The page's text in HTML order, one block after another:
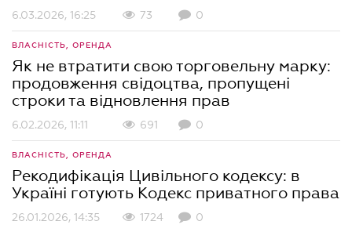
6.03.2026, 16:25 73 0
ВЛАСНІСТЬ, ОРЕНДА
Як не втратити свою торговельну марку:
продовження свідоцтва, пропущені
строки та відновлення прав
6.02.2026, 11:11 691 0
ВЛАСНІСТЬ, ОРЕНДА
Рекодифікація Цивільного кодексу: в
Україні готують Кодекс приватного права
26.01.2026, 14:35 1724 0